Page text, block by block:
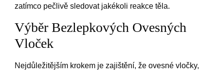
zatímco pečlivě sledovat jakékoli reakce těla.
Výběr Bezlepkových Ovesných
Vloček
Nejdůležitějším krokem je zajištění, že ovesné vločky,